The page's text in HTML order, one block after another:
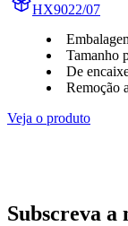
HX9022/07
Tamanho
De
Remoção
Veja o produto
Subscreva